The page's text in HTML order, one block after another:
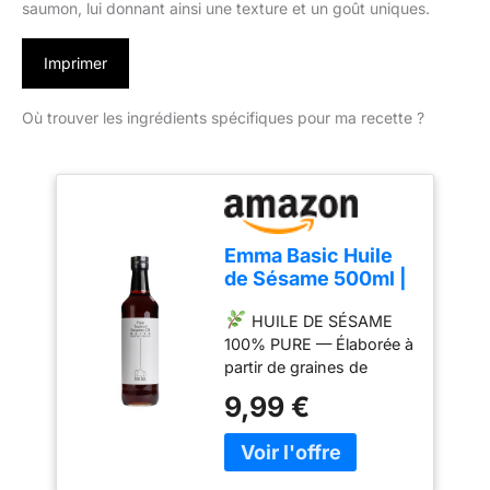
saumon, lui donnant ainsi une texture et un goût uniques.
Imprimer
Où trouver les ingrédients spécifiques pour ma recette ?
Emma Basic Huile
de Sésame 500ml |
Pure | Saveur
Grillée et Noisettée
| Idéale pour la
Cuisine Asiatique |
Vegan & Sans
Gluten | Sans
Additifs
HUILE DE SÉSAME
100% PURE — Élaborée à
partir de graines de
sélectionnées, sans
additifs, sans
conservateurs et sans
9,99 €